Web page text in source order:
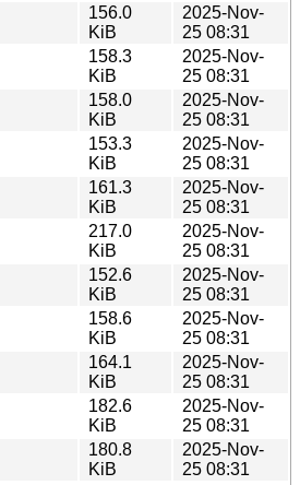
156.0
KiB
2025-Nov-
25 08:31
158.3
KiB
2025-Nov-
25 08:31
158.0
KiB
2025-Nov-
25 08:31
153.3
KiB
2025-Nov-
25 08:31
161.3
KiB
2025-Nov-
25 08:31
217.0
KiB
2025-Nov-
25 08:31
152.6
KiB
2025-Nov-
25 08:31
158.6
KiB
2025-Nov-
25 08:31
164.1
KiB
2025-Nov-
25 08:31
182.6
KiB
2025-Nov-
25 08:31
180.8
KiB
2025-Nov-
25 08:31